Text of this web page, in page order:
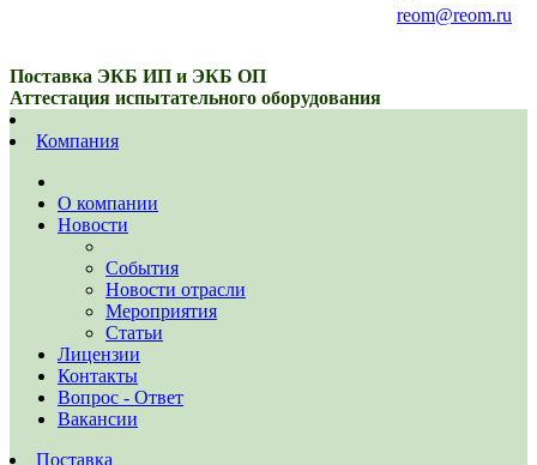
reom@reom.ru
Поставка ЭКБ ИП и ЭКБ ОП
Аттестация испытательного оборудования
Компания
О компании
Новости
События
Новости отрасли
Мероприятия
Статьи
Лицензии
Контакты
Вопрос - Ответ
Вакансии
Поставка